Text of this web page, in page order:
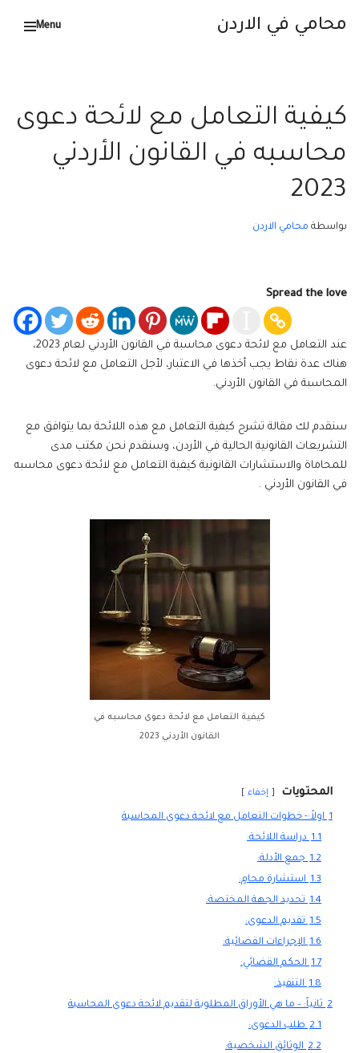
محامي في الاردن Menu
كيفية التعامل مع لائحة دعوى
محاسبه في القانون الأردني
2023
بواسطة محامي الاردن
Spread the love
عند التعامل مع لائحة دعوى محاسبة في القانون الأردني لعام 2023،
هناك عدة نقاط يجب أخذها في الاعتبار، لأجل التعامل مع لائحة دعوى
المحاسبة في القانون الأردني.
سنقدم لك مقالة تشرح كيفية التعامل مع هذه اللائحة بما يتوافق مع
التشريعات القانونية الحالية في الأردن، وسنقدم نحن مكتب مدى
للمحاماة والاستشارات القانونية كيفية التعامل مع لائحة دعوى محاسبه
في القانون الأردني .
كيفية التعامل مع لائحة دعوى محاسبه في
القانون الأردني 2023
المحتويات إخفاء
1 اولاً:- خطوات التعامل مع لائحة دعوى المحاسبة
1.1 دراسة اللائحة:
1.2 جمع الأدلة:
1.3 استشارة محامٍ:
1.4 تحديد الجهة المختصة:
1.5 تقديم الدعوى:
1.6 الإجراءات القضائية:
1.7 الحكم القضائي:
1.8 التنفيذ:
2 ثانياً: – ما هي الأوراق المطلوبة لتقديم لائحة دعوى المحاسبة
2.1 طلب الدعوى:
2.2 الوثائق الشخصية: